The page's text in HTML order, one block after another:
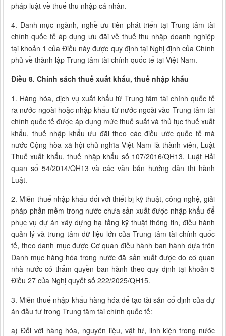
pháp luật về thuế thu nhập cá nhân.
4. Danh mục ngành, nghề ưu tiên phát triển tại Trung tâm tài
chính quốc tế áp dụng ưu đãi về thuế thu nhập doanh nghiệp
tại khoản 1 của Điều này được quy định tại Nghị định của Chính
phủ về thành lập Trung tâm tài chính quốc tế tại Việt Nam.
Điều 8. Chính sách thuế xuất khẩu, thuế nhập khẩu
1. Hàng hóa, dịch vụ xuất khẩu từ Trung tâm tài chính quốc tế
ra nước ngoài hoặc nhập khẩu từ nước ngoài vào Trung tâm tài
chính quốc tế được áp dụng mức thuế suất và thủ tục thuế xuất
khẩu, thuế nhập khẩu ưu đãi theo các điều ước quốc tế mà
nước Cộng hòa xã hội chủ nghĩa Việt Nam là thành viên, Luật
Thuế xuất khẩu, thuế nhập khẩu số 107/2016/QH13, Luật Hải
quan số 54/2014/QH13 và các văn bản hướng dẫn thi hành
Luật.
2. Miễn thuế nhập khẩu đối với thiết bị kỹ thuật, công nghệ, giải
pháp phần mềm trong nước chưa sản xuất được nhập khẩu để
phục vụ dự án xây dựng hạ tầng kỹ thuật thông tin, điều hành
quản lý và trung tâm dữ liệu lớn của Trung tâm tài chính quốc
tế, theo danh mục được Cơ quan điều hành ban hành dựa trên
Danh mục hàng hóa trong nước đã sản xuất được do cơ quan
nhà nước có thẩm quyền ban hành theo quy định tại khoản 5
Điều 27 của Nghị quyết số 222/2025/QH15.
3. Miễn thuế nhập khẩu hàng hóa để tạo tài sản cố định của dự
án đầu tư trong Trung tâm tài chính quốc tế:
a) Đối với hàng hóa, nguyên liệu, vật tư, linh kiện trong nước